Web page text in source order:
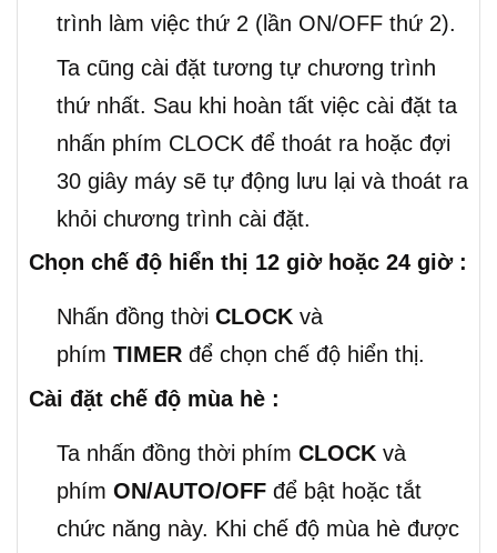
trình làm việc thứ 2 (lần ON/OFF thứ 2).
Ta cũng cài đặt tương tự chương trình
thứ nhất. Sau khi hoàn tất việc cài đặt ta
nhấn phím CLOCK để thoát ra hoặc đợi
30 giây máy sẽ tự động lưu lại và thoát ra
khỏi chương trình cài đặt.
Chọn chế độ hiển thị 12 giờ hoặc 24 giờ :
Nhấn đồng thời CLOCK và
phím TIMER để chọn chế độ hiển thị.
Cài đặt chế độ mùa hè :
Ta nhấn đồng thời phím CLOCK và
phím ON/AUTO/OFF để bật hoặc tắt
chức năng này. Khi chế độ mùa hè được